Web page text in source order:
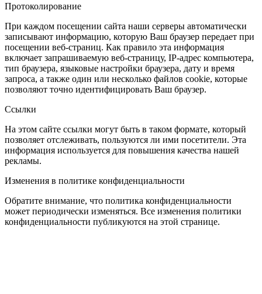
Протоколирование
При каждом посещении сайта наши серверы автоматически
записывают информацию, которую Ваш браузер передает при
посещении веб-страниц. Как правило эта информация
включает запрашиваемую веб-страницу, IP-адрес компьютера,
тип браузера, языковые настройки браузера, дату и время
запроса, а также один или несколько файлов cookie, которые
позволяют точно идентифицировать Ваш браузер.
Ссылки
На этом сайте ссылки могут быть в таком формате, который
позволяет отслеживать, пользуются ли ими посетители. Эта
информация используется для повышения качества нашей
рекламы.
Изменения в политике конфиденциальности
Обратите внимание, что политика конфиденциальности
может периодически изменяться. Все изменения политики
конфиденциальности публикуются на этой странице.